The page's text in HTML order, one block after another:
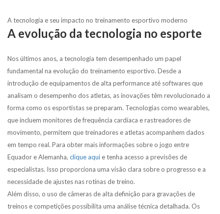
A tecnologia e seu impacto no treinamento esportivo moderno
A evolução da tecnologia no esporte
Nos últimos anos, a tecnologia tem desempenhado um papel
fundamental na evolução do treinamento esportivo. Desde a
introdução de equipamentos de alta performance até softwares que
analisam o desempenho dos atletas, as inovações têm revolucionado a
forma como os esportistas se preparam. Tecnologias como wearables,
que incluem monitores de frequência cardíaca e rastreadores de
movimento, permitem que treinadores e atletas acompanhem dados
em tempo real. Para obter mais informações sobre o jogo entre
Equador e Alemanha, clique aqui e tenha acesso a previsões de
especialistas. Isso proporciona uma visão clara sobre o progresso e a
necessidade de ajustes nas rotinas de treino.
Além disso, o uso de câmeras de alta definição para gravações de
treinos e competições possibilita uma análise técnica detalhada. Os